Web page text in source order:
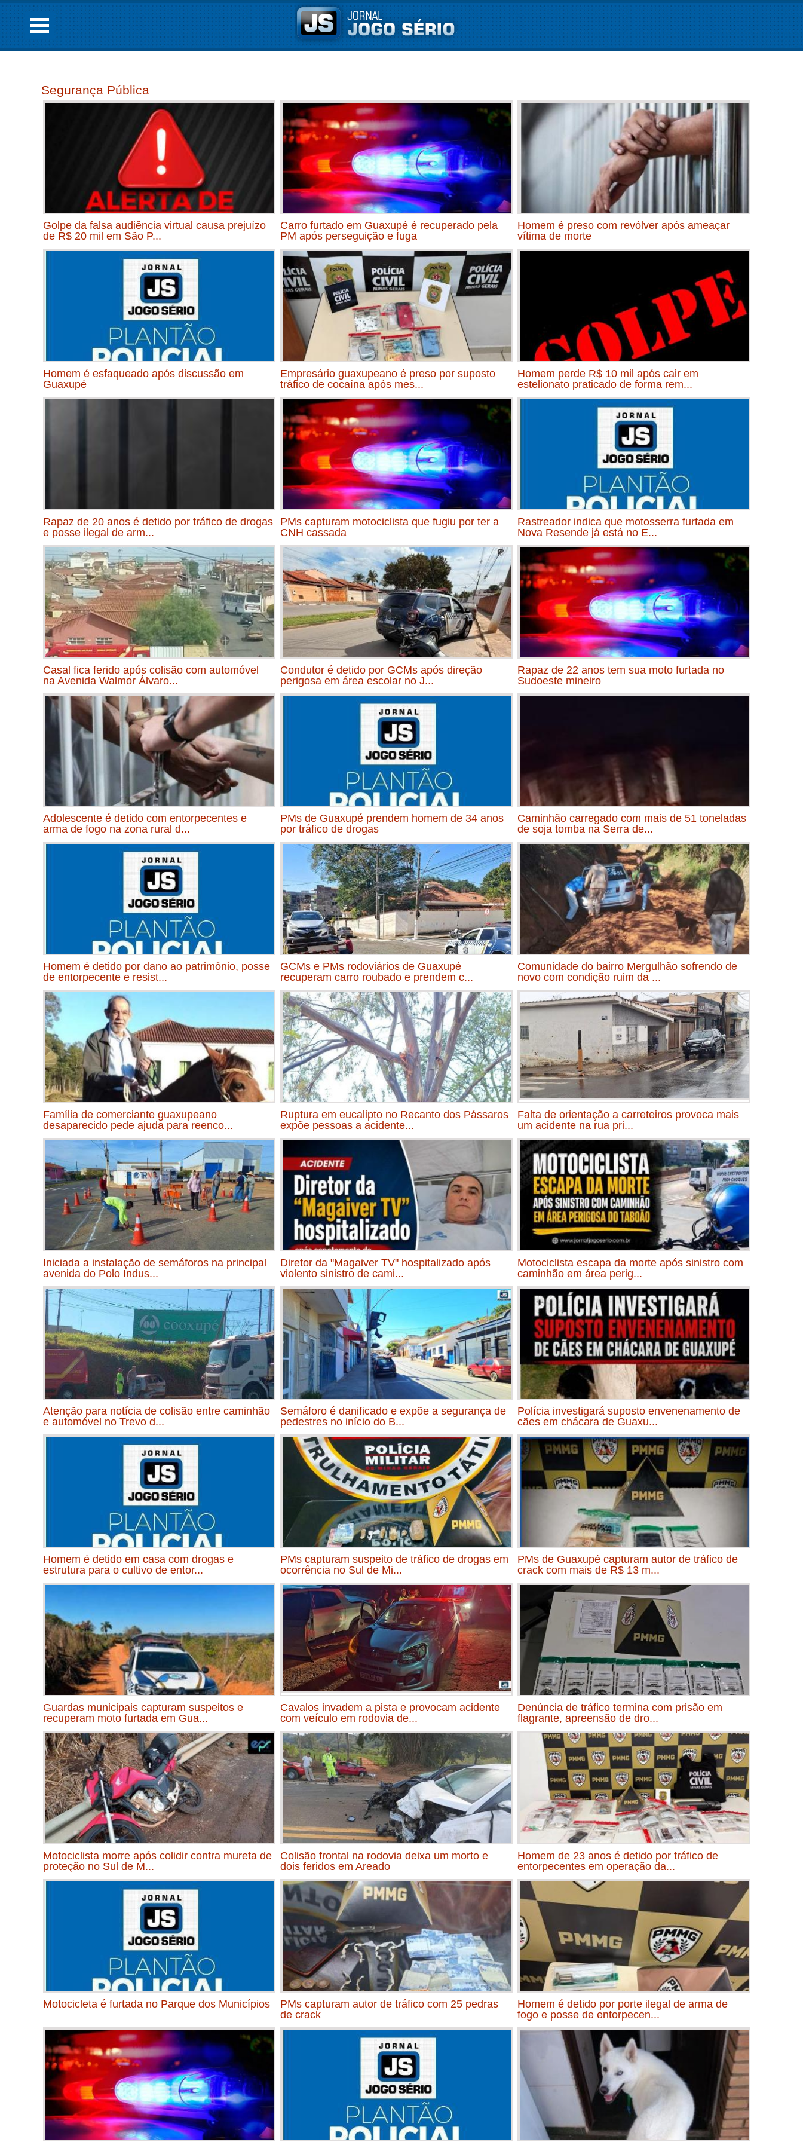
Segurança Pública
Golpe da falsa audiência virtual causa prejuízo
de R$ 20 mil em São P...
Carro furtado em Guaxupé é recuperado pela
PM após perseguição e fuga
Homem é preso com revólver após ameaçar
vítima de morte
Homem é esfaqueado após discussão em
Guaxupé
Empresário guaxupeano é preso por suposto
tráfico de cocaína após mes...
Homem perde R$ 10 mil após cair em
estelionato praticado de forma rem...
Rapaz de 20 anos é detido por tráfico de drogas
e posse ilegal de arm...
PMs capturam motociclista que fugiu por ter a
CNH cassada
Rastreador indica que motosserra furtada em
Nova Resende já está no E...
Casal fica ferido após colisão com automóvel
na Avenida Walmor Álvaro...
Condutor é detido por GCMs após direção
perigosa em área escolar no J...
Rapaz de 22 anos tem sua moto furtada no
Sudoeste mineiro
Adolescente é detido com entorpecentes e
arma de fogo na zona rural d...
PMs de Guaxupé prendem homem de 34 anos
por tráfico de drogas
Caminhão carregado com mais de 51 toneladas
de soja tomba na Serra de...
Homem é detido por dano ao patrimônio, posse
de entorpecente e resist...
GCMs e PMs rodoviários de Guaxupé
recuperam carro roubado e prendem c...
Comunidade do bairro Mergulhão sofrendo de
novo com condição ruim da ...
Família de comerciante guaxupeano
desaparecido pede ajuda para reenco...
Ruptura em eucalipto no Recanto dos Pássaros
expõe pessoas a acidente...
Falta de orientação a carreteiros provoca mais
um acidente na rua pri...
Iniciada a instalação de semáforos na principal
avenida do Polo Indus...
Diretor da "Magaiver TV" hospitalizado após
violento sinistro de cami...
Motociclista escapa da morte após sinistro com
caminhão em área perig...
Atenção para notícia de colisão entre caminhão
e automóvel no Trevo d...
Semáforo é danificado e expõe a segurança de
pedestres no início do B...
Polícia investigará suposto envenenamento de
cães em chácara de Guaxu...
Homem é detido em casa com drogas e
estrutura para o cultivo de entor...
PMs capturam suspeito de tráfico de drogas em
ocorrência no Sul de Mi...
PMs de Guaxupé capturam autor de tráfico de
crack com mais de R$ 13 m...
Guardas municipais capturam suspeitos e
recuperam moto furtada em Gua...
Cavalos invadem a pista e provocam acidente
com veículo em rodovia de...
Denúncia de tráfico termina com prisão em
flagrante, apreensão de dro...
Motociclista morre após colidir contra mureta de
proteção no Sul de M...
Colisão frontal na rodovia deixa um morto e
dois feridos em Areado
Homem de 23 anos é detido por tráfico de
entorpecentes em operação da...
Motocicleta é furtada no Parque dos Municípios
PMs capturam autor de tráfico com 25 pedras
de crack
Homem é detido por porte ilegal de arma de
fogo e posse de entorpecen...